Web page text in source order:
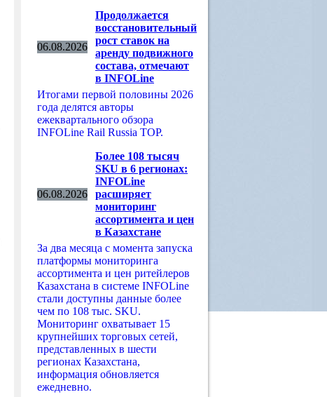
06.08.2026
Продолжается
восстановительный
рост ставок на
аренду подвижного
состава, отмечают
в INFOLine
Итогами первой половины 2026
года делятся авторы
ежеквартального обзора
INFOLine Rail Russia TOP.
06.08.2026
Более 108 тысяч
SKU в 6 регионах:
INFOLine
расширяет
мониторинг
ассортимента и цен
в Казахстане
За два месяца с момента запуска
платформы мониторинга
ассортимента и цен ритейлеров
Казахстана в системе INFOLine
стали доступны данные более
чем по 108 тыс. SKU.
Мониторинг охватывает 15
крупнейших торговых сетей,
представленных в шести
регионах Казахстана,
информация обновляется
ежедневно.